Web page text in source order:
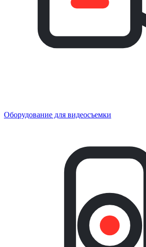
Оборудование для видеосъемки